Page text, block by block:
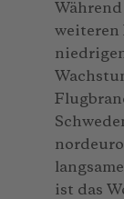
weiteren
ist das